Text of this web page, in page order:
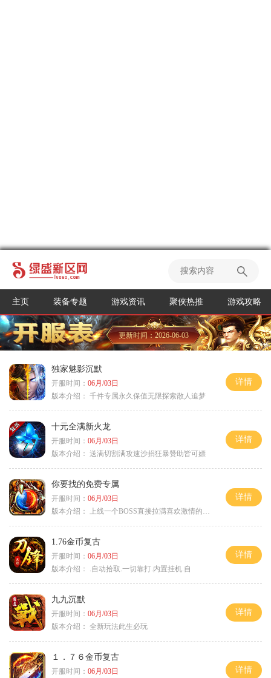
主页 装备专题 游戏资讯 聚侠热推 游戏攻略
更新时间：2026-06-03
独家魅影沉默
开服时间： 06月/03日
版本介绍： 千件专属永久保值无限探索散人追梦
详情
十元全满新火龙
开服时间： 06月/03日
版本介绍： 送满切割满攻速沙捐狂暴赞助皆可嫖
详情
你要找的免费专属
开服时间： 06月/03日
版本介绍：
上线一个BOSS直接拉满喜欢激情的朋友进
详情
1.76金币复古
开服时间： 06月/03日
版本介绍：
.自动拾取.一切靠打.内置挂机.自
详情
九九沉默
开服时间： 06月/03日
版本介绍： 全新玩法此生必玩
详情
１．７６金币复古
开服时间： 06月/03日
详情